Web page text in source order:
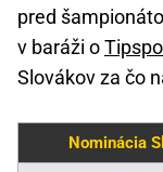
pred
v baráži o
Slovákov za čo
Nominácia